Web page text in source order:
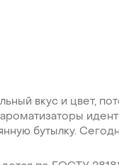
вкус и цвет,
бутылку.